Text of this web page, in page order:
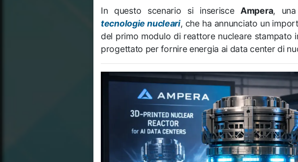
In questo scenario si inserisce Ampera,
tecnologie nucleari, che ha annunciato un
del primo modulo di reattore nucleare stampato
progettato per fornire energia ai data center di